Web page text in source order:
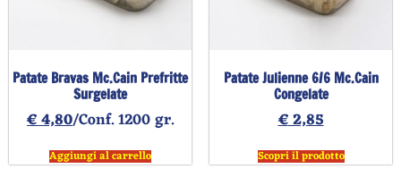
Patate Bravas Mc.Cain Prefritte
Surgelate
€4,80/Conf. 1200 gr.
Aggiungi al carrello
Patate Julienne 6/6 Mc.Cain
Congelate
€2,85
Scopri il prodotto